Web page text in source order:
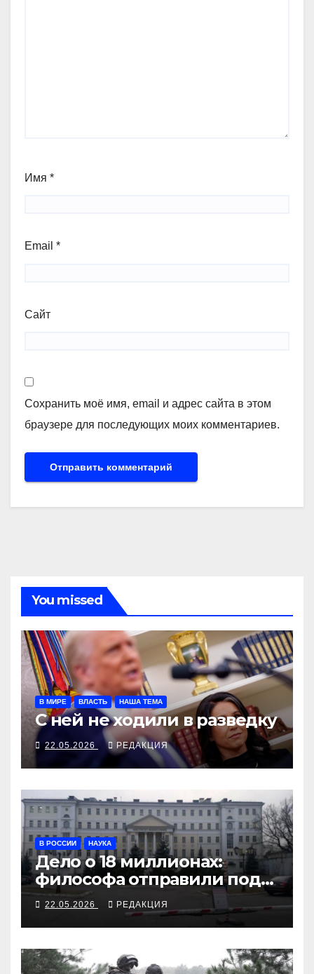
Имя *
Email *
Сайт
Сохранить моё имя, email и адрес сайта в этом
браузере для последующих моих комментариев.
You missed
В МИРЕ ВЛАСТЬ НАША ТЕМА
С ней не ходили в разведку
22.05.2026 РЕДАКЦИЯ
В РОССИИ НАУКА
Дело о 18 миллионах:
философа отправили под
арест за переводы
Аристотеля
22.05.2026 РЕДАКЦИЯ